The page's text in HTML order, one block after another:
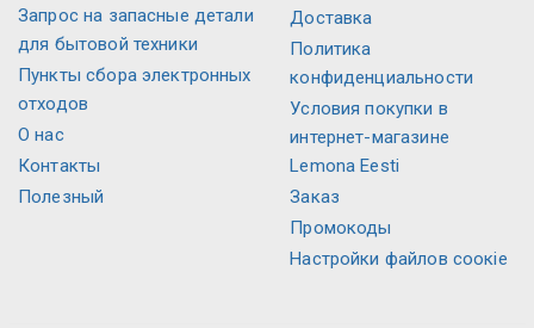
Запрос на запасные детали
для бытовой техники
Пункты сбора электронных
отходов
О нас
Контакты
Полезный
Доставка
Политика
конфиденциальности
Условия покупки в
интернет-магазине
Lemona Eesti
Заказ
Промокоды
Настройки файлов соокіе